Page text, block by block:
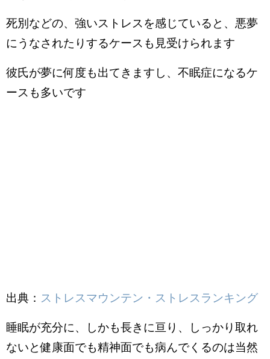
死別などの、強いストレスを感じていると、悪夢
にうなされたりするケースも見受けられます
彼氏が夢に何度も出てきますし、不眠症になるケ
ースも多いです
出典： ストレスマウンテン・ストレスランキング
睡眠が充分に、しかも長きに亘り、しっかり取れ
ないと健康面でも精神面でも病んでくるのは当然